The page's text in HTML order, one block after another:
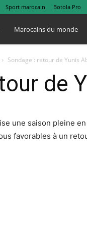
Sport marocain Botola Pro
Marocains du monde
Sondage : retour de Yunis
de
une saison pleine
favorables à un